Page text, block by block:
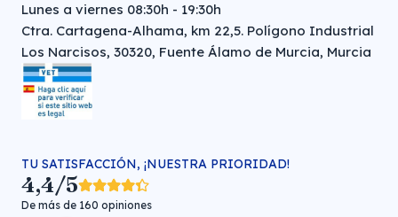
Lunes a viernes 08:30h - 19:30h
Ctra. Cartagena-Alhama, km 22,5. Polígono Industrial
Los Narcisos, 30320, Fuente Álamo de Murcia, Murcia
TU SATISFACCIÓN, ¡NUESTRA PRIORIDAD!
4,4/5
De más de 160 opiniones